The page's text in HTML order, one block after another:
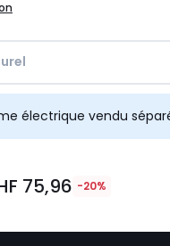
électrique vendu
75,96 -20%